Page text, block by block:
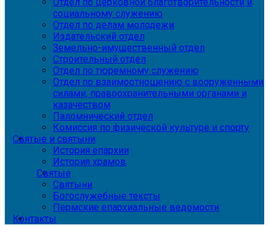
социальному служению
Отдел по делам молодежи
Издательский отдел
Земельно-имущественный отдел
Строительный отдел
Отдел по тюремному служению
Отдел по взаимоотношению с вооруженными
силами, правоохранительными органами и
казачеством
Паломнический отдел
Комиссия по физической культуре и спорту
Святые и святыни
История епархии
История храмов
Святые
Святыни
Богослужебные тексты
Пермские епархиальные ведомости
Контакты